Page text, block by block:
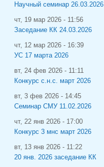
Научный семинар 26.03.2026
чт, 19 мар 2026 - 11:56
Заседание КК 24.03.2026
чт, 12 мар 2026 - 16:39
УС 17 марта 2026
вт, 24 фев 2026 - 11:11
Конкурс с.н.с. март 2026
вт, 3 фев 2026 - 14:45
Семинар СМУ 11.02.2026
чт, 22 янв 2026 - 17:00
Конкурс 3 мнс март 2026
вт, 13 янв 2026 - 11:22
20 янв. 2026 заседание КК